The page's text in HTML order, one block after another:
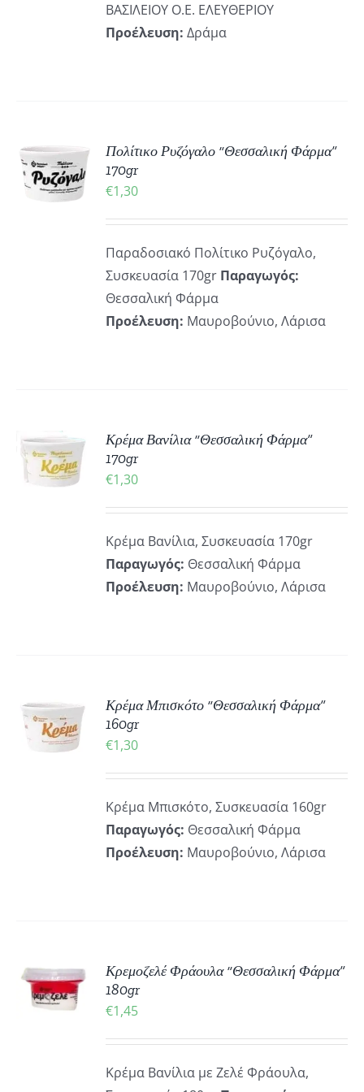
ΒΑΣΙΛΕΙΟΥ Ο.Ε. ΕΛΕΥΘΕΡΙΟΥ
Προέλευση: Δράμα
Πολίτικο Ρυζόγαλο “Θεσσαλική Φάρμα”
170gr
€1,30
Παραδοσιακό Πολίτικο Ρυζόγαλο,
Συσκευασία 170gr Παραγωγός:
Θεσσαλική Φάρμα
Προέλευση: Μαυροβούνιο, Λάρισα
Κρέμα Βανίλια “Θεσσαλική Φάρμα”
170gr
€1,30
Κρέμα Βανίλια, Συσκευασία 170gr
Παραγωγός: Θεσσαλική Φάρμα
Προέλευση: Μαυροβούνιο, Λάρισα
Κρέμα Μπισκότο “Θεσσαλική Φάρμα”
160gr
€1,30
Κρέμα Μπισκότο, Συσκευασία 160gr
Παραγωγός: Θεσσαλική Φάρμα
Προέλευση: Μαυροβούνιο, Λάρισα
Κρεμοζελέ Φράουλα “Θεσσαλική Φάρμα”
180gr
€1,45
Κρέμα Βανίλια με Ζελέ Φράουλα,